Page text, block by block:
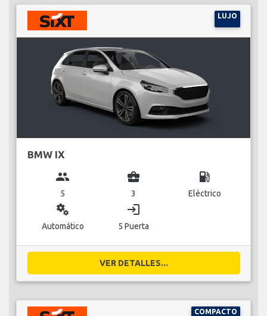
LUJO
BMW IX
group
5
business_center
3
local_gas_station
Eléctrico
miscellaneous_services
Automático
login
5 Puerta
VER DETALLES...
COMPACTO